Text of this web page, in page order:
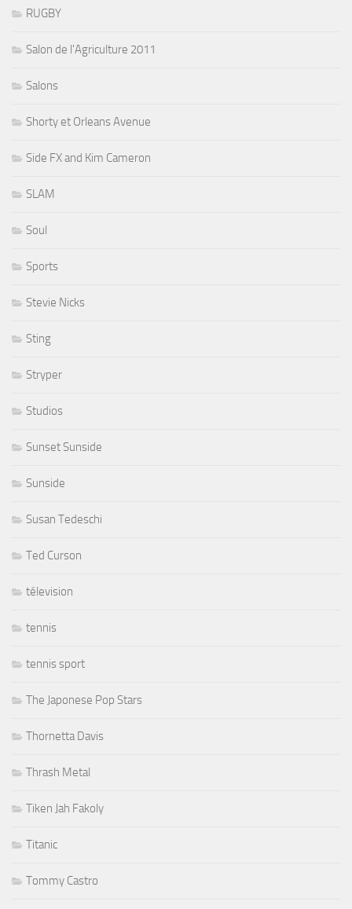
RUGBY
Salon de l'Agriculture 2011
Salons
Shorty et Orleans Avenue
Side FX and Kim Cameron
SLAM
Soul
Sports
Stevie Nicks
Sting
Stryper
Studios
Sunset Sunside
Sunside
Susan Tedeschi
Ted Curson
télevision
tennis
tennis sport
The Japonese Pop Stars
Thornetta Davis
Thrash Metal
Tiken Jah Fakoly
Titanic
Tommy Castro